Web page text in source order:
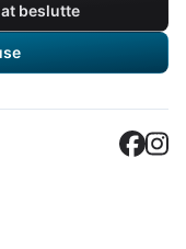
beslutte